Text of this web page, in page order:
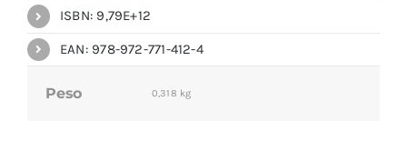
ISBN: 9,79E+12
EAN: 978-972-771-412-4
Peso 0,318 kg